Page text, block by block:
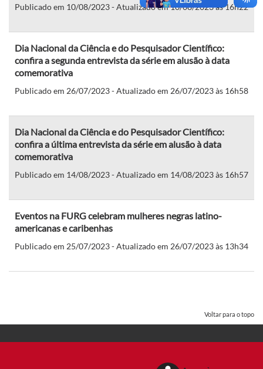
Publicado em 10/08/2023 - Atualizado em 10/08/2023 às 16h22
Dia Nacional da Ciência e do Pesquisador Científico:
confira a segunda entrevista da série em alusão à data
comemorativa
Publicado em 26/07/2023 - Atualizado em 26/07/2023 às 16h58
Dia Nacional da Ciência e do Pesquisador Científico:
confira a última entrevista da série em alusão à data
comemorativa
Publicado em 14/08/2023 - Atualizado em 14/08/2023 às 16h57
Eventos na FURG celebram mulheres negras latino-
americanas e caribenhas
Publicado em 25/07/2023 - Atualizado em 26/07/2023 às 13h34
Voltar para o topo